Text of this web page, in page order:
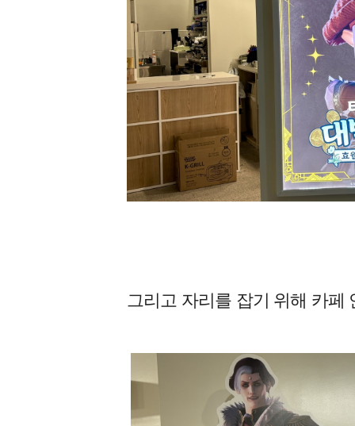
그리고 자리를 잡기 위해 카페